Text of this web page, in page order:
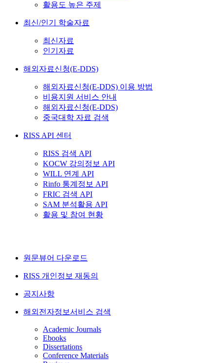
활용도 높은 주제
최신/인기 학술자료
최신자료
인기자료
해외자료신청(E-DDS)
해외자료신청(E-DDS) 이용 방법
비용지원 서비스 안내
해외자료신청(E-DDS)
중국대학 자료 검색
RISS API 센터
RISS 검색 API
KOCW 강의정보 API
WILL 연계 API
Rinfo 통계정보 API
FRIC 검색 API
SAM 분석활용 API
활용 및 참여 현황
원문뷰어 다운로드
RISS 개인정보 재동의
공지사항
해외전자정보서비스 검색
Academic Journals
Ebooks
Dissertations
Conference Materials